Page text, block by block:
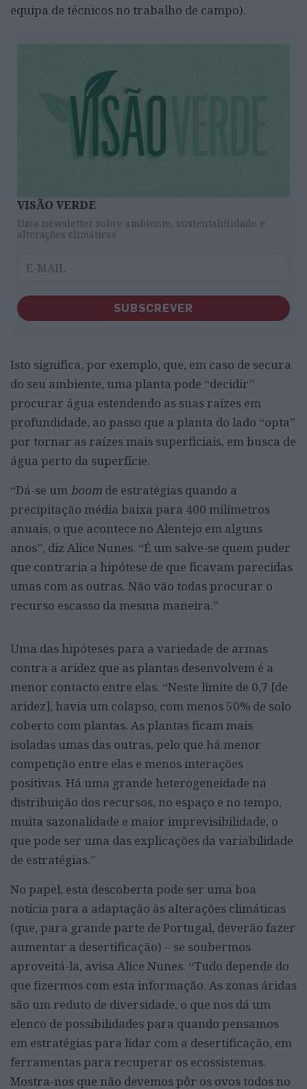
equipa de técnicos no trabalho de campo).
VISÃO VERDE
Uma newsletter sobre ambiente, sustentabilidade e
alterações climáticas
SUBSCREVER
Isto significa, por exemplo, que, em caso de secura
do seu ambiente, uma planta pode “decidir”
procurar água estendendo as suas raízes em
profundidade, ao passo que a planta do lado “opta”
por tornar as raízes mais superficiais, em busca de
água perto da superfície.
“Dá-se umboom de estratégias quando a
precipitação média baixa para 400 milímetros
anuais, o que acontece no Alentejo em alguns
anos”, diz Alice Nunes. “É um salve-se quem puder
que contraria a hipótese de que ficavam parecidas
umas com as outras. Não vão todas procurar o
recurso escasso da mesma maneira.”
Uma das hipóteses para a variedade de armas
contra a aridez que as plantas desenvolvem é a
menor contacto entre elas. “Neste limite de 0,7 [de
aridez], havia um colapso, com menos 50% de solo
coberto com plantas. As plantas ficam mais
isoladas umas das outras, pelo que há menor
competição entre elas e menos interações
positivas. Há uma grande heterogeneidade na
distribuição dos recursos, no espaço e no tempo,
muita sazonalidade e maior imprevisibilidade, o
que pode ser uma das explicações da variabilidade
de estratégias.”
No papel, esta descoberta pode ser uma boa
notícia para a adaptação às alterações climáticas
(que, para grande parte de Portugal, deverão fazer
aumentar a desertificação) – se soubermos
aproveitá-la, avisa Alice Nunes. “Tudo depende do
que fizermos com esta informação. As zonas áridas
são um reduto de diversidade, o que nos dá um
elenco de possibilidades para quando pensamos
em estratégias para lidar com a desertificação, em
ferramentas para recuperar os ecossistemas.
Mostra-nos que não devemos pôr os ovos todos no